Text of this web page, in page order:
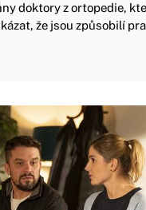
doktory z ortopedie,
že jsou způsobilí